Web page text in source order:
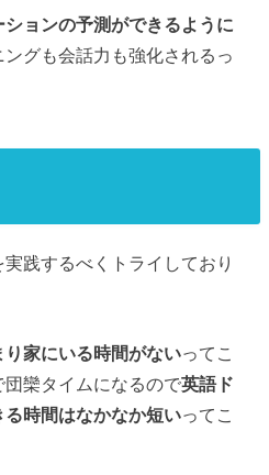
ションの予測ができるように
グも会話力も強化されるっ
践するべくトライしており
家にいる時間がないってこ
欒タイムになるので英語ド
時間はなかなか短いってこ